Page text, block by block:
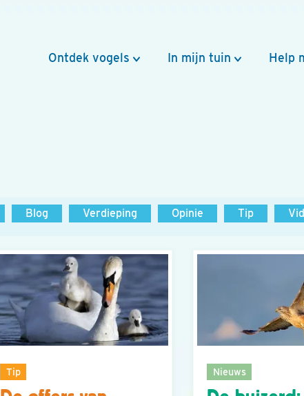
Ontdek vogels In mijn tuin Help
Blog Verdieping Opinie Tip
Tip Nieuws